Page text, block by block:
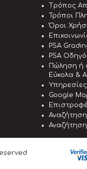
Tρόπος
Τρόποι
Όροι
PSA
PSA
Πώληση ή
Εύκολα &
Google